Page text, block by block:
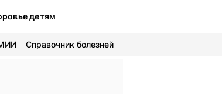
детям
Справочник болезней